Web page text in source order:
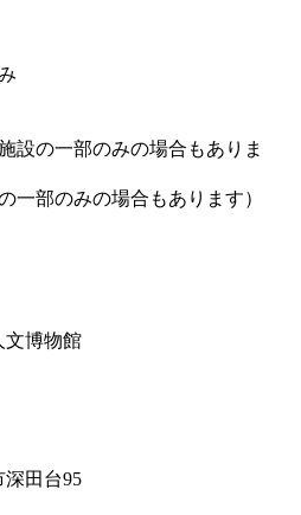
設の一部のみの場合もありま
一部のみの場合もあります）
文博物館
田台95